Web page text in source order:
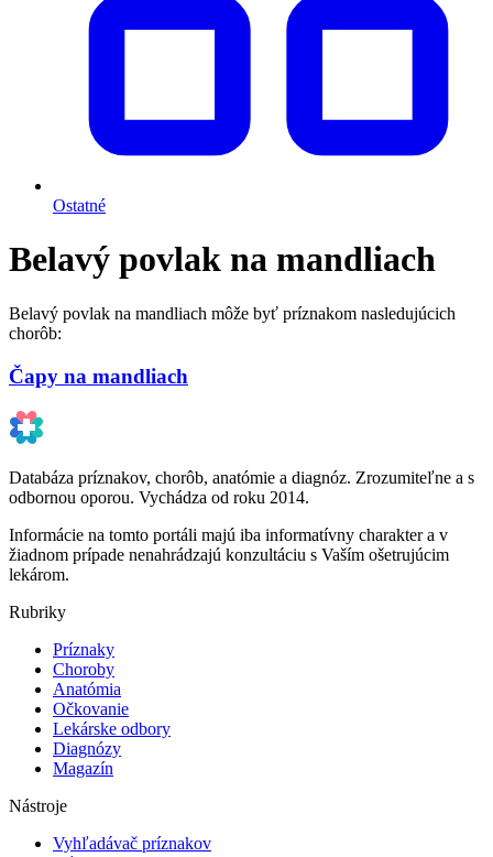
Ostatné
Belavý povlak na mandliach
Belavý povlak na mandliach môže byť príznakom nasledujúcich
chorôb:
Čapy na mandliach
Databáza príznakov, chorôb, anatómie a diagnóz. Zrozumiteľne a s
odbornou oporou. Vychádza od roku 2014.
Informácie na tomto portáli majú iba informatívny charakter a v
žiadnom prípade nenahrádzajú konzultáciu s Vaším ošetrujúcim
lekárom.
Rubriky
Príznaky
Choroby
Anatómia
Očkovanie
Lekárske odbory
Diagnózy
Magazín
Nástroje
Vyhľadávač príznakov